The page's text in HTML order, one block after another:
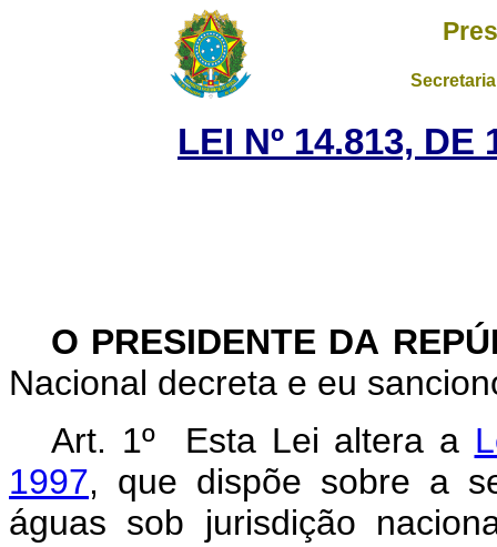
LEI Nº 14.813, DE
O PRESIDENTE DA
Nacional decreta e eu
Art. 1º Esta Lei altera a
1997, que dispõe sobre a
águas sob jurisdição